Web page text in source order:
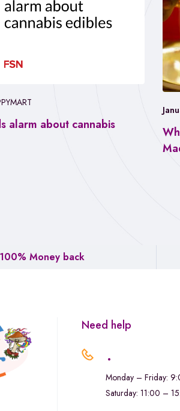
alarm about cannabis
100% Money back
Need help
.
Monday – Friday:
Saturday: 11:00 –